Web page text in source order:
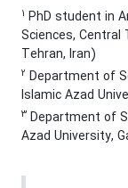
1 PhD student in
Sciences, Central
Tehran, Iran)
2 Department of
Islamic Azad
3 Department of
Azad University,